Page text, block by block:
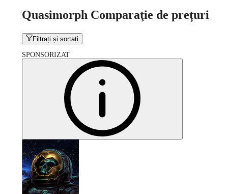
Quasimorph Comparaţie de prețuri
Filtrați și sortați
SPONSORIZAT